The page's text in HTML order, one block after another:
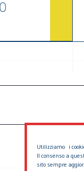
Utilizziamo i
Il consenso a
sito sempre